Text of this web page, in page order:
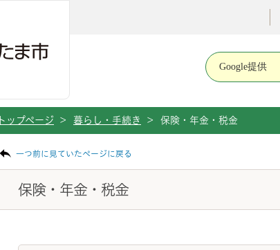
トップページ > 暮らし・手続き > 保険・年金・税金
一つ前に見ていたページに戻る
保険・年金・税金